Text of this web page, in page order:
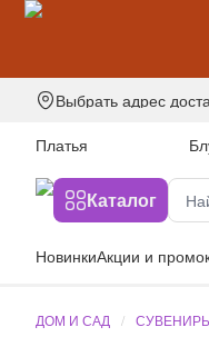
Выбрать адрес
Платья
Каталог
НовинкиАкции и
ДОМ И САД